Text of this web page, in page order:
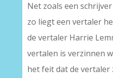
Net zoals een
zo liegt een vertaler
de vertaler Harrie
vertalen is verzinnen
het feit dat de vertaler